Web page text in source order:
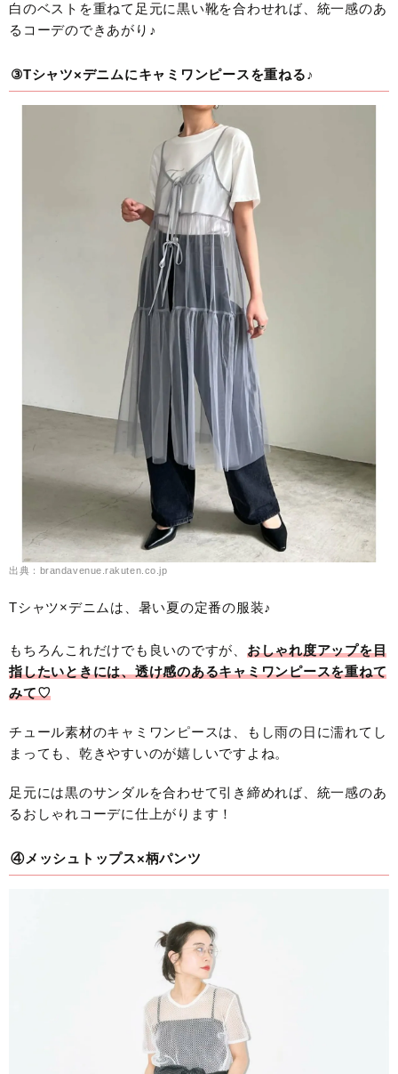
白のベストを重ねて足元に黒い靴を合わせれば、統一感のあ
るコーデのできあがり♪
③Tシャツ×デニムにキャミワンピースを重ねる♪
出典：brandavenue.rakuten.co.jp
Tシャツ×デニムは、暑い夏の定番の服装♪
もちろんこれだけでも良いのですが、 おしゃれ度アップを目
指したいときには、透け感のあるキャミワンピースを重ねて
みて♡
チュール素材のキャミワンピースは、もし雨の日に濡れてし
まっても、乾きやすいのが嬉しいですよね。
足元には黒のサンダルを合わせて引き締めれば、統一感のあ
るおしゃれコーデに仕上がります！
④メッシュトップス×柄パンツ